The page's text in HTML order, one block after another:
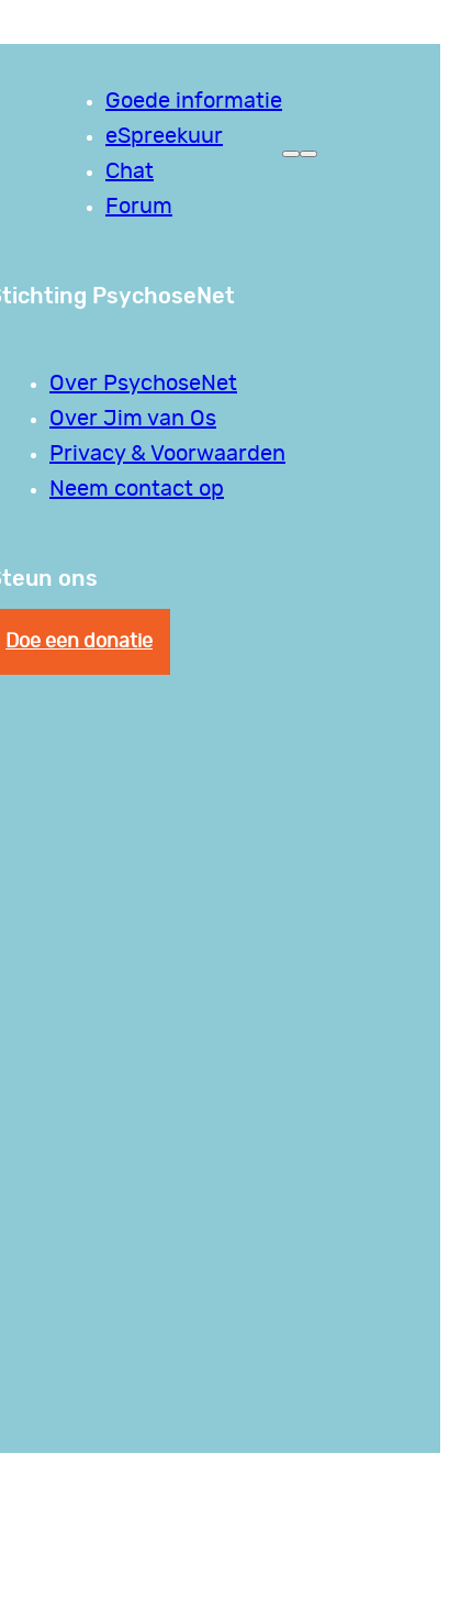
Goede informatie
eSpreekuur
Chat
Forum
PsychoseNet
Over PsychoseNet
Over Jim van Os
Privacy & Voorwaarden
Neem contact op
ons
Doe een donatie